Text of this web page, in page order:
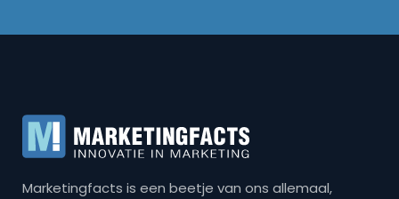
Marketingfacts is een beetje van ons allemaal,